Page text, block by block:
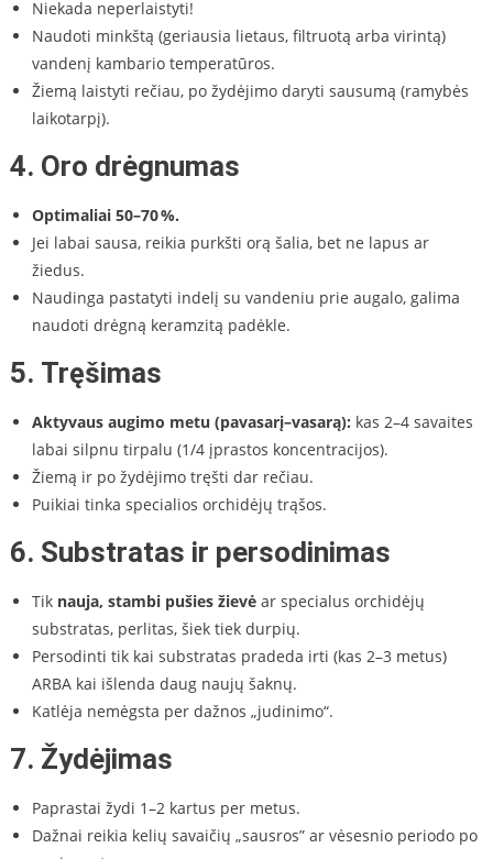
Niekada neperlaistyti!
Naudoti minkštą (geriausia lietaus, filtruotą arba virintą)
vandenį kambario temperatūros.
Žiemą laistyti rečiau, po žydėjimo daryti sausumą (ramybės
laikotarpį).
4. Oro drėgnumas
Optimaliai 50–70 %.
Jei labai sausa, reikia purkšti orą šalia, bet ne lapus ar
žiedus.
Naudinga pastatyti indelį su vandeniu prie augalo, galima
naudoti drėgną keramzitą padėkle.
5. Tręšimas
Aktyvaus augimo metu (pavasarį–vasarą): kas 2–4 savaites
labai silpnu tirpalu (1/4 įprastos koncentracijos).
Žiemą ir po žydėjimo tręšti dar rečiau.
Puikiai tinka specialios orchidėjų trąšos.
6. Substratas ir persodinimas
Tik nauja, stambi pušies žievėar specialus orchidėjų
substratas, perlitas, šiek tiek durpių.
Persodinti tik kai substratas pradeda irti (kas 2–3 metus)
ARBA kai išlenda daug naujų šaknų.
Katlėja nemėgsta per dažnos „judinimo“.
7. Žydėjimas
Paprastai žydi 1–2 kartus per metus.
Dažnai reikia kelių savaičių „sausros” ar vėsesnio periodo po